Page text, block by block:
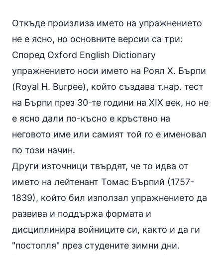
Откъде произлиза името на упражнението
не е ясно, но основните версии са три:
Според Oxford English Dictionary
упражнението носи името на Роял Х. Бърпи
(Royal H. Burpee), който създава т.нар. тест
на Бърпи през 30-те години на XIX век, но не
е ясно дали по-късно е кръстено на
неговото име или самият той го е именовал
по този начин.
Други източници твърдят, че то идва от
името на лейтенант Томас Бърпий (1757-
1839), който бил използал упражнението да
развива и поддържа формата и
дисциплинира войниците си, както и да ги
"постопля" през студените зимни дни.